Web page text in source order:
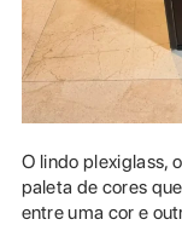
O lindo plexiglass,
paleta de cores
entre uma cor e